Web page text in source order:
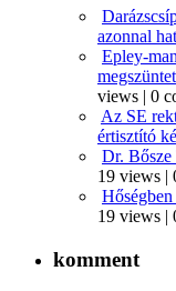
azonnal
Epley-
views | 0
Az SE
értisztító
Dr. Bősze
19 views |
19 views |
komment